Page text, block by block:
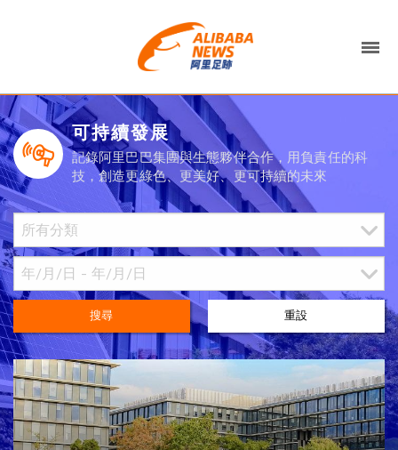
可持續發展
記錄阿里巴巴集團與生態夥伴合作，用負責任的科
技，創造更綠色、更美好、更可持續的未來
搜尋 重設